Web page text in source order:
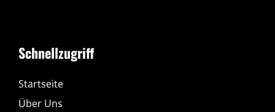
Schnellzugriff
Startseite
Über Uns